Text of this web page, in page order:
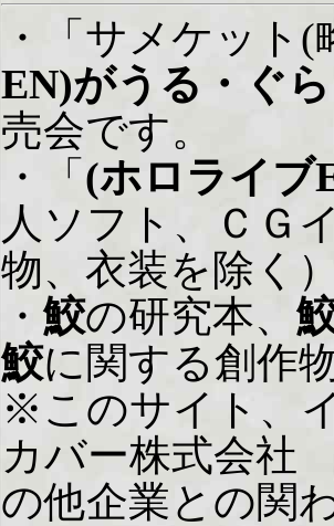
・「サメケット
EN)がうる・ぐら
売会です。
・「 (ホロライブ
人ソフト、ＣＧ
物、衣装を除く
・鮫の研究本、
鮫に関する創作
※このサイト、
カバー株式会社
の他企業との関